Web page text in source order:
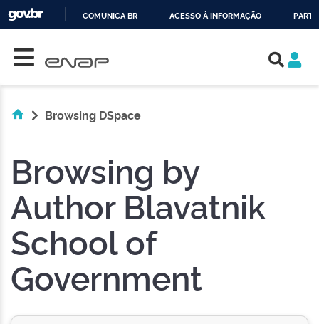
COMUNICA BR ACESSO À INFORMAÇÃO
Browsing DSpace
Browsing by
Author Blavatnik
School of
Government